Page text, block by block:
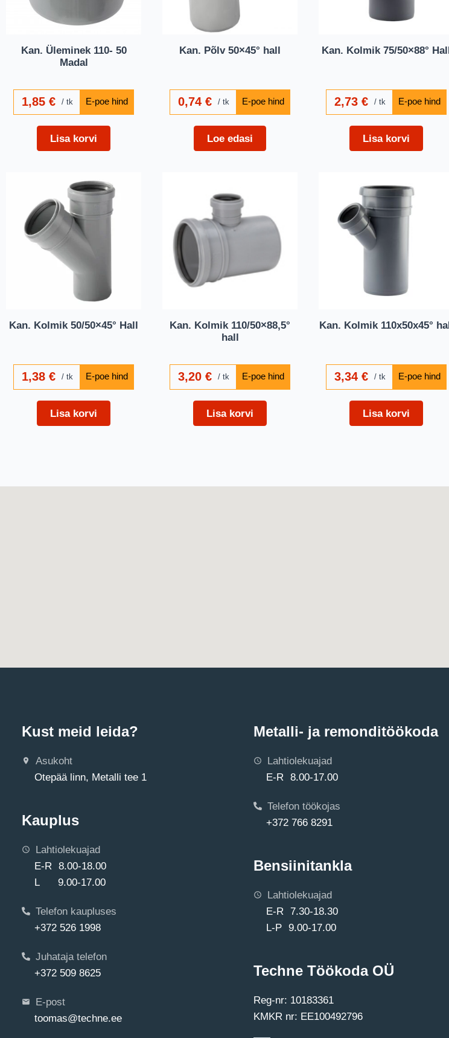
Kan. Üleminek 110- 50
Madal
1,85€ tk
Lisa korvi
Kan. Põlv 50×45° hall
0,74€ tk
Loe edasi
Kan. Kolmik 75/50×88° Hall
2,73€ tk
Lisa korvi
Kan. Kolmik 50/50×45° Hall
1,38€ tk
Lisa korvi
Kan. Kolmik 110/50×88,5°
hall
3,20€ tk
Lisa korvi
Kan. Kolmik 110x50x45° hall
3,34€ tk
Lisa korvi
Kust meid leida?
Asukoht
Otepää linn, Metalli tee 1
Kauplus
Lahtiolekuajad
E-R 8.00-18.00
L 9.00-17.00
Telefon kaupluses
+372 526 1998
Juhataja telefon
+372 509 8625
E-post
toomas@techne.ee
Metalli- ja remonditöökoda
Lahtiolekuajad
E-R 8.00-17.00
Telefon töökojas
+372 766 8291
Bensiinitankla
Lahtiolekuajad
E-R 7.30-18.30
L-P 9.00-17.00
Techne Töökoda OÜ
Reg-nr: 10183361
KMKR nr: EE100492796